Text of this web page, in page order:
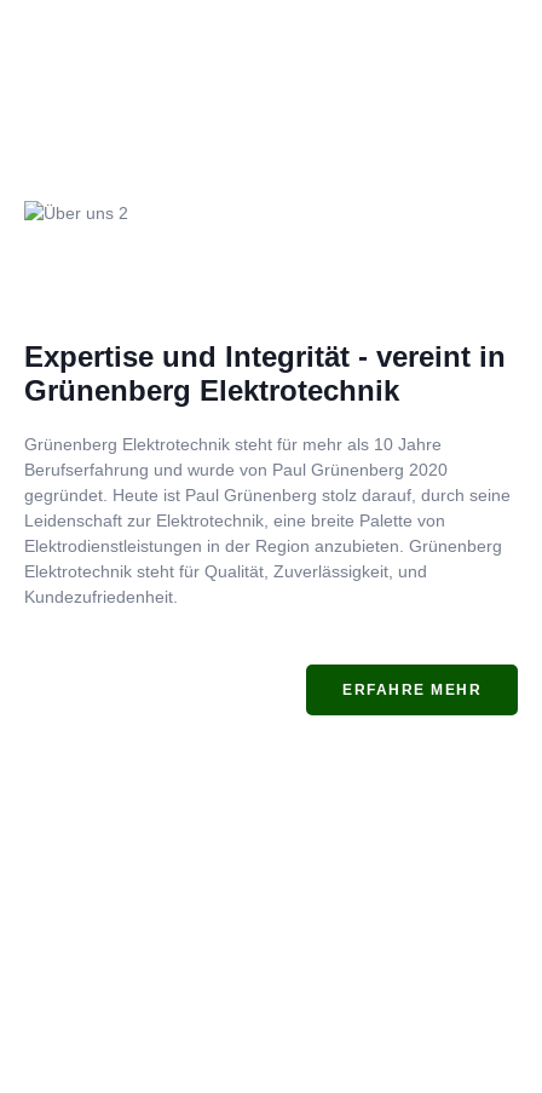
Expertise und Integrität - vereint in
Grünenberg Elektrotechnik
Grünenberg Elektrotechnik steht für mehr als 10 Jahre
Berufserfahrung und wurde von Paul Grünenberg 2020
gegründet. Heute ist Paul Grünenberg stolz darauf, durch seine
Leidenschaft zur Elektrotechnik, eine breite Palette von
Elektrodienstleistungen in der Region anzubieten. Grünenberg
Elektrotechnik steht für Qualität, Zuverlässigkeit, und
Kundezufriedenheit.
ERFAHRE MEHR